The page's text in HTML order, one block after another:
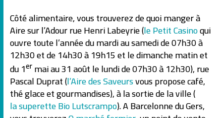
Côté alimentaire, vous trouverez de quoi manger à
Aire sur l’Adour rue Henri Labeyrie (le Petit Casinoqui
ouvre toute l’année du mardi au samedi de 07h30 à
12h30 et de 14h30 à 19h15 et le dimanche matin et
du 1ermai au 31 août le lundi de 07h30 à 12h30), rue
Pascal Duprat (l’Aire des Saveursvous propose café,
thé glace et gourmandises), à la sortie de la ville (
la superette Bio Lutscrampo). A Barcelonne du Gers,